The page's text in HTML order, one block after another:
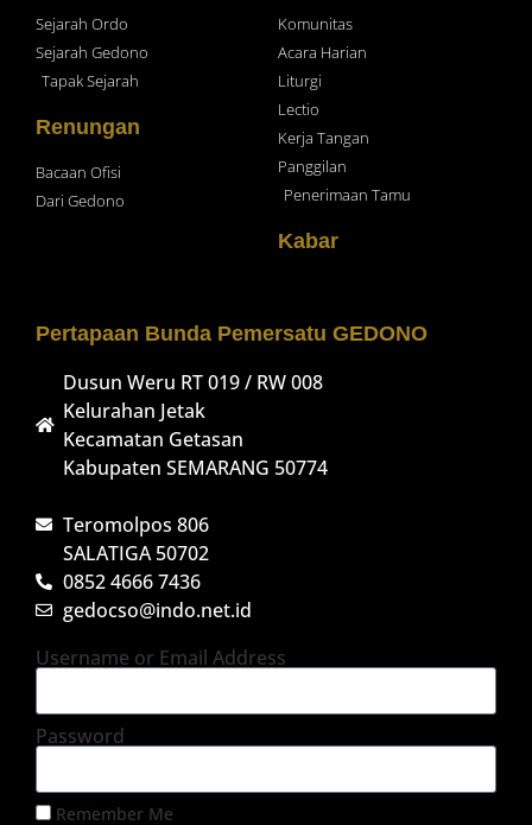
Sejarah Ordo
Sejarah Gedono
Tapak Sejarah
Renungan
Bacaan Ofisi
Dari Gedono
Komunitas
Acara Harian
Liturgi
Lectio
Kerja Tangan
Panggilan
Penerimaan Tamu
Kabar
Pertapaan Bunda Pemersatu GEDONO
Dusun Weru RT 019 / RW 008
Kelurahan Jetak
Kecamatan Getasan
Kabupaten SEMARANG 50774
Teromolpos 806
SALATIGA 50702
0852 4666 7436
gedocso@indo.net.id
Username or Email Address
Password
Remember Me